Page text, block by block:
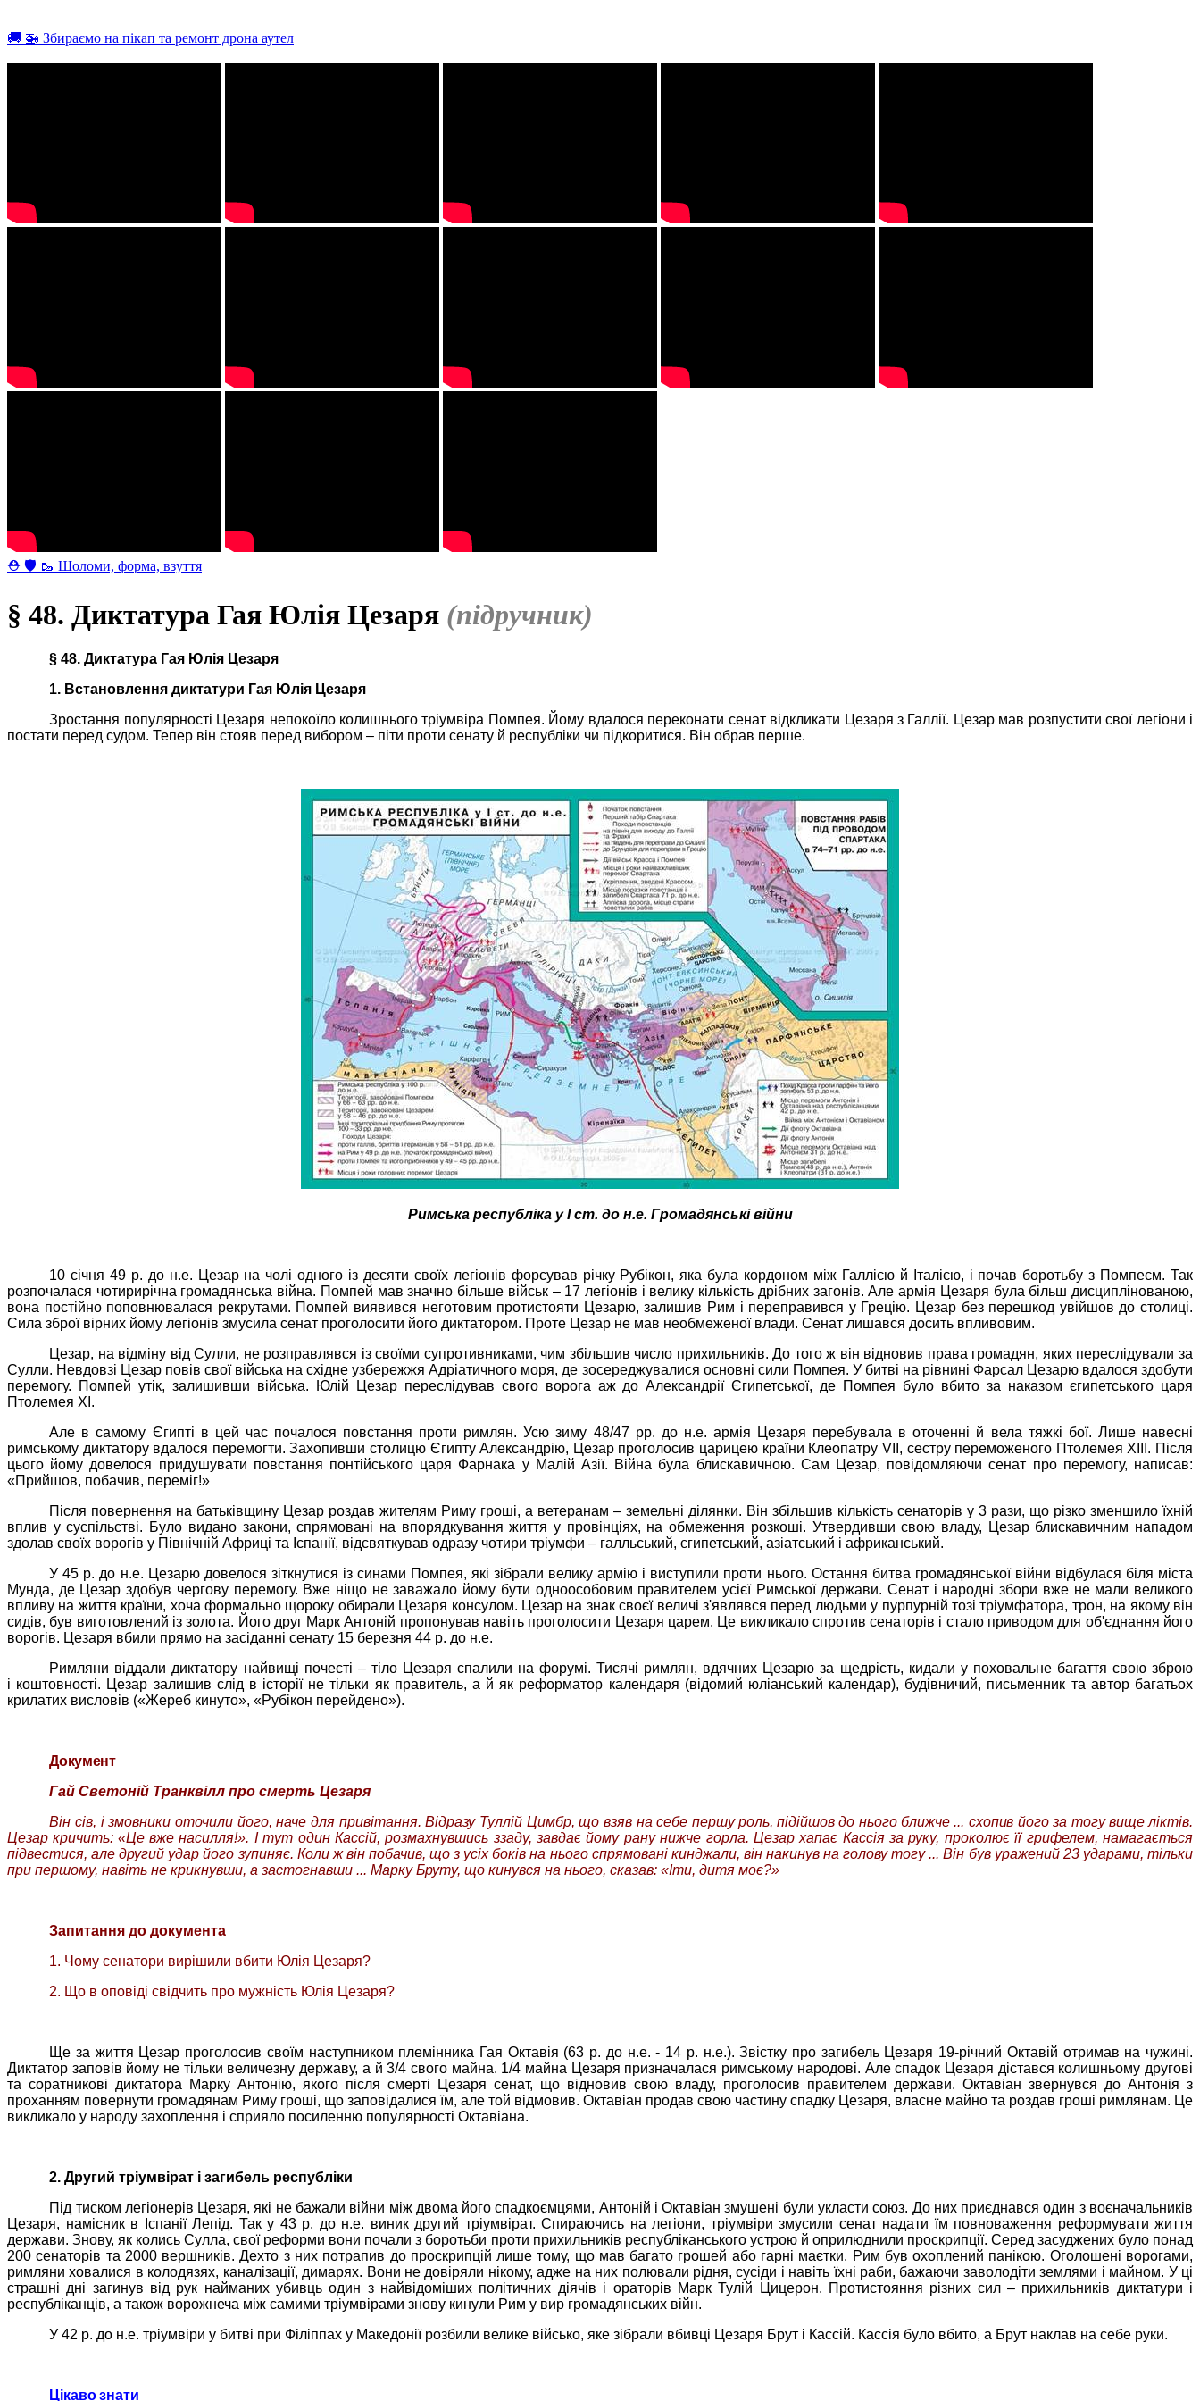
🚚 🚁 Збираємо на пікап та ремонт дрона аутел
⛑ 🛡 🥾 Шоломи, форма, взуття
§ 48. Диктатура Гая Юлія Цезаря (підручник)
§ 48. Диктатура Гая Юлія Цезаря
1. Встановлення диктатури Гая Юлія Цезаря
Зростання популярності Цезаря непокоїло колишнього тріумвіра Помпея. Йому вдалося переконати сенат відкликати Цезаря з Галлії. Цезар мав розпустити свої легіони і
постати перед судом. Тепер він стояв перед вибором – піти проти сенату й республіки чи підкоритися. Він обрав перше.
Римська республіка у І ст. до н.е. Громадянські війни
10 січня 49 р. до н.е. Цезар на чолі одного із десяти своїх легіонів форсував річку Рубікон, яка була кордоном між Галлією й Італією, і почав боротьбу з Помпеєм. Так
розпочалася чотирирічна громадянська війна. Помпей мав значно більше військ – 17 легіонів і велику кількість дрібних загонів. Але армія Цезаря була більш дисциплінованою,
вона постійно поповнювалася рекрутами. Помпей виявився неготовим протистояти Цезарю, залишив Рим і переправився у Грецію. Цезар без перешкод увійшов до столиці.
Сила зброї вірних йому легіонів змусила сенат проголосити його диктатором. Проте Цезар не мав необмеженої влади. Сенат лишався досить впливовим.
Цезар, на відміну відСулли, не розправлявся із своїми супротивниками, чим збільшив число прихильників. До того ж він відновив права громадян, яких переслідували за
Сулли. Невдовзі Цезар повів свої війська на східне узбережжя Адріатичного моря, де зосереджувалися основні сили Помпея. У битві на рівнині ФарсалЦезарю вдалося здобути
перемогу.
Помпей утік, залишивши війська. Юлій Цезар переслідував свого ворога аж до Александрії Єгипетської, де Помпея було вбито за наказом єгипетського царя
Птолемея XI.
Але в самому Єгипті в цей час почалося повстання проти римлян. Усю зиму 48/47 рр. до н.е. армія Цезаря перебувала в оточенні й вела тяжкі бої. Лише навесні
римському диктатору вдалося перемогти. Захопивши столицю Єгипту Александрію, Цезар проголосив царицею країни Клеопатру VII, сестру переможеного Птолемея XIII. Після
цього йому довелося придушувати повстання понтійського царя Фарнака у Малій Азії. Війна була блискавичною. Сам Цезар, повідомляючи сенат про перемогу, написав:
«Прийшов, побачив, переміг!»
Після повернення на батьківщину Цезар роздав жителям Риму гроші, а ветеранам – земельні ділянки. Він збільшив кількість сенаторів у 3 рази, що різко зменшило їхній
вплив у суспільстві. Було видано закони, спрямовані на впорядкування життя у провінціях, на обмеження розкоші. Утвердивши свою владу, Цезар блискавичним нападом
здолав своїх ворогів у Північній Африці та Іспанії, відсвяткував одразу чотири тріумфи – галльський, єгипетський, азіатський і африканський.
У 45 р. до н.е. Цезарю довелося зіткнутися із синами Помпея, які зібрали велику армію і виступили проти нього. Остання битва громадянської війни відбулася біля міста
Мунда, де Цезар здобув чергову перемогу. Вже ніщо не заважало йому бути одноособовим правителем усієї Римської держави. Сенат і народні збори вже не мали великого
впливу на життя країни, хоча формально щороку обирали Цезаря консулом. Цезар на знак своєї величі з'являвся перед людьми у пурпурній тозі тріумфатора, трон, на якому він
сидів, був виготовлений із золота. Його друг Марк Антоній пропонував навіть проголосити Цезаря царем. Це викликало спротив сенаторів і стало приводом для об'єднання його
ворогів. Цезаря вбили прямо на засіданні сенату 15 березня 44 р. до н.е.
Римляни віддали диктатору найвищі почесті – тіло Цезаря спалили на форумі. Тисячі римлян, вдячних Цезарю за щедрість, кидали у поховальне багаття свою зброю
і коштовності. Цезар залишив слід в історії не тільки як правитель, а й як реформатор календаря (відомий юліанський календар), будівничий, письменник та автор багатьох
крилатих висловів («Жереб кинуто», «Рубікон перейдено»).
Документ
ГайСветоній Транквілл про смерть Цезаря
Він сів, і змовники оточили його, наче для привітання. Відразу Туллій Цимбр, що взяв на себе першу роль, підійшов до нього ближче ... схопив його за тогу вище ліктів.
Цезар кричить: «Це вже насилля!». І тут один Кассій, розмахнувшись ззаду, завдає йому рану нижче горла. Цезар хапає Кассіяза руку, проколює її грифелем, намагається
підвестися, але другий удар його зупиняє. Коли ж він побачив, що з усіх боків на нього спрямовані кинджали, він накинув на голову тогу ... Він був уражений 23 ударами, тільки
при першому, навіть не крикнувши, а застогнавши ... МаркуБруту, що кинувся на нього, сказав: «Іти, дитя моє?»
Запитання до документа
1. Чому сенатори вирішили вбити Юлія Цезаря?
2. Що в оповіді свідчить про мужність Юлія Цезаря?
Ще за життя Цезар проголосив своїм наступником племінника Гая Октавія (63 р. до н.е.- 14 р. н.е.).Звістку про загибель Цезаря 19-річний Октавій отримав на чужині.
Диктатор заповів йому не тільки величезну державу, а й 3/4 свого майна. 1/4 майна Цезаря призначалася римському народові. Але спадок Цезаря дістався колишньому другові
та соратникові диктатора Марку Антонію, якого після смерті Цезаря сенат, що відновив свою владу, проголосив правителем держави. Октавіан звернувся до Антонія з
проханням повернути громадянам Риму гроші, що заповідалися їм, але той відмовив. Октавіан продав свою частину спадку Цезаря, власне майно та роздав гроші римлянам. Це
викликало у народу захоплення і сприяло посиленню популярності Октавіана.
2. Другий тріумвірат і загибель республіки
Під тиском легіонерів Цезаря, які не бажали війни між двома його спадкоємцями, Антоній і Октавіан змушені були укласти союз. До них приєднався один з воєначальників
Цезаря, намісник в Іспанії Лепід. Так у 43 р. до н.е. виник другий тріумвірат. Спираючись на легіони, тріумвіри змусили сенат надати їм повноваження реформувати життя
держави. Знову, як колисьСулла, свої реформи вони почали з боротьби проти прихильників республіканського устрою й оприлюднили проскрипції. Серед засуджених було понад
200 сенаторів та 2000 вершників. Дехто з них потрапив до проскрипцій лише тому, що мав багато грошей або гарні маєтки. Рим був охоплений панікою. Оголошені ворогами,
римляни ховалися в колодязях, каналізації, димарях. Вони не довіряли нікому, адже на них полювали рідня, сусіди і навіть їхні раби, бажаючи заволодіти землями і майном. У ці
страшні дні загинув від рук найманих убивць один з найвідоміших політичних діячів і ораторів МаркТулій Цицерон. Протистояння різних сил – прихильників диктатури і
республіканців, а також ворожнеча між самими тріумвірами знову кинули Рим у вир громадянських війн.
У 42 р. до н.е. тріумвіри у битві при Філіппах у Македонії розбили велике військо, яке зібрали вбивці Цезаря Брут і Кассій. Кассія було вбито, а Брут наклав на себе руки.
Цікаво знати